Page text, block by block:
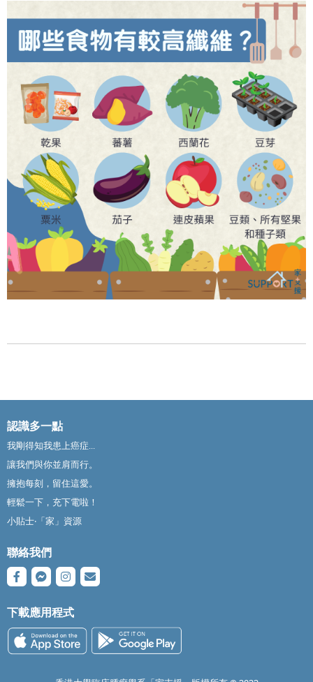
認識多一點
我剛得知我患上癌症...
讓我們與你並肩而行。
擁抱每刻，留住這愛。
輕鬆一下，充下電啦！
小貼士‧「家」資源
聯絡我們
下載應用程式